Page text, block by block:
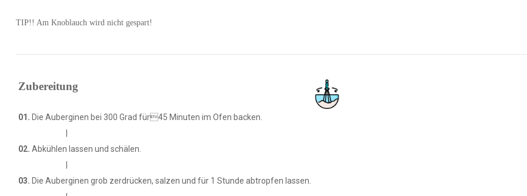
TIP!! Am Knoblauch wird nicht gespart!
Zubereitung
01. Die Auberginen bei 300 Grad für45 Minuten im Ofen backen.
02. Abkühlen lassen und schälen.
03. Die Auberginen grob zerdrücken, salzen und für 1 Stunde abtropfen lassen.